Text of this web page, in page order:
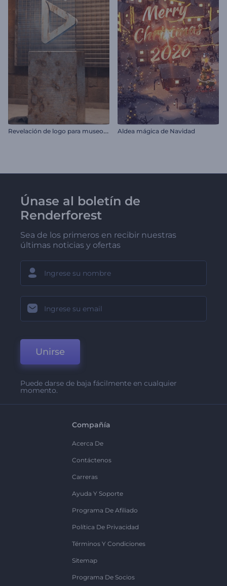
R
evelación de logo para museo de arte Aldea mágica de Navidad
Únase al boletín de
Renderforest
Sea de los primeros en recibir nuestras
últimas noticias y ofertas
Unirse
Puede darse de baja fácilmente en cualquier
momento.
Compañía
Acerca De
Contáctenos
Carreras
Ayuda Y Soporte
Programa De Afiliado
Política De Privacidad
Términos Y Condiciones
Sitemap
Programa De Socios